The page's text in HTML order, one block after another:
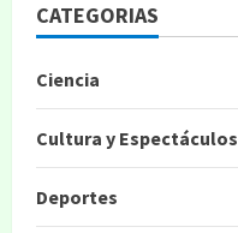
CATEGORIAS
Ciencia
Cultura y Espectáculos
Deportes